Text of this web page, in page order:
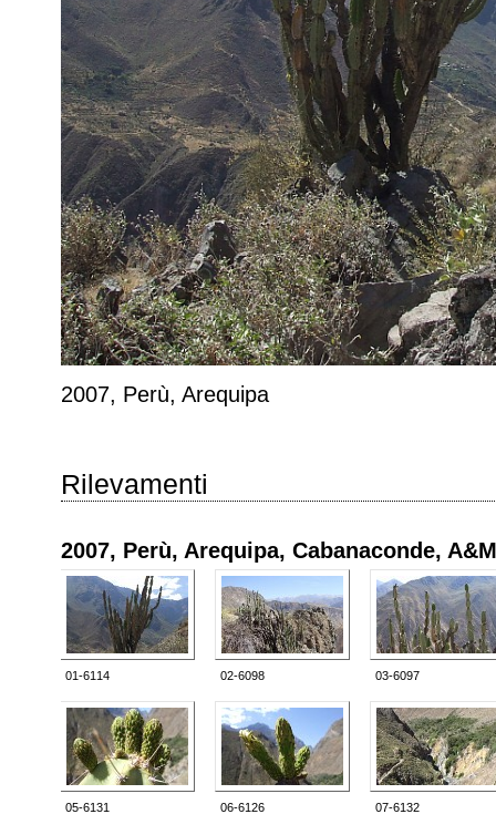
2007, Perù, Arequipa
Rilevamenti
2007, Perù, Arequipa, Cabanaconde,
01-6114 02-6098 03-6097
05-6131 06-6126 07-6132